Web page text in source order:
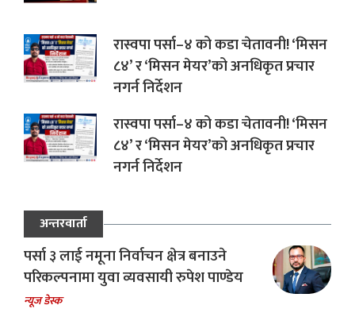
रास्वपा पर्सा–४ को कडा चेतावनी! ‘मिसन
८४’ र ‘मिसन मेयर’को अनधिकृत प्रचार
नगर्न निर्देशन
रास्वपा पर्सा–४ को कडा चेतावनी! ‘मिसन
८४’ र ‘मिसन मेयर’को अनधिकृत प्रचार
नगर्न निर्देशन
अन्तरवार्ता
पर्सा ३ लाई नमूना निर्वाचन क्षेत्र बनाउने
परिकल्पनामा युवा व्यवसायी रुपेश पाण्डेय
न्यूज डेस्क